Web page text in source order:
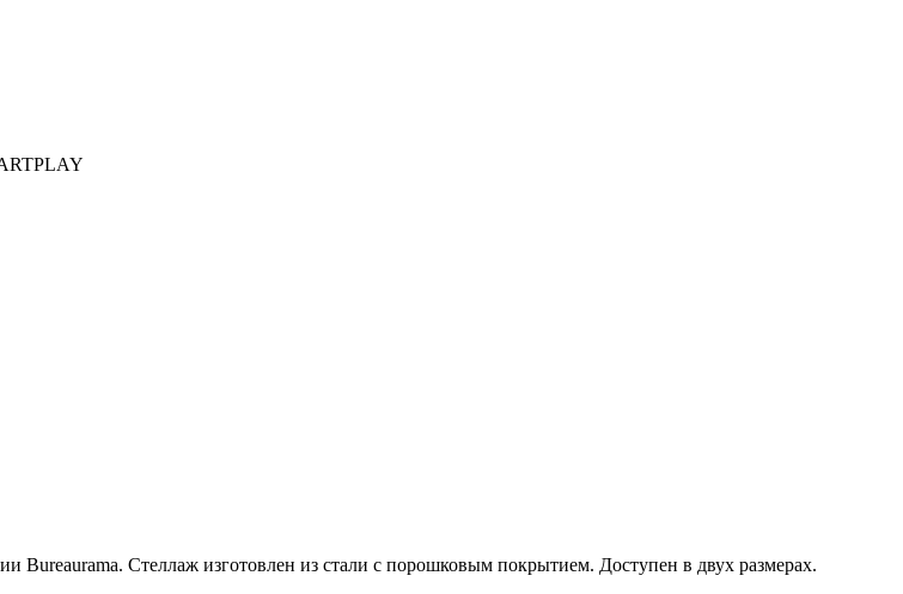
Стеллаж изготовлен из стали с порошковым покрытием. Доступен в двух размерах.